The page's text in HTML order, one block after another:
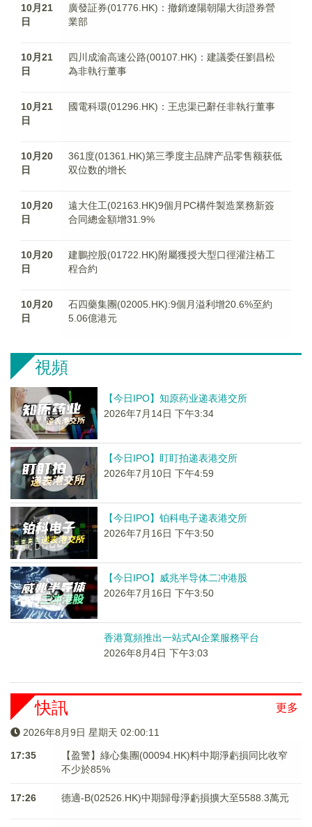
10月21
日
廣發証券(01776.HK)：撤銷遼陽朝陽大街證券營
業部
10月21
日
四川成渝高速公路(00107.HK)：建議委任劉昌松
為非執行董事
10月21
日
國電科環(01296.HK)：王忠渠已辭任非執行董事
10月20
日
361度(01361.HK)第三季度主品牌产品零售额获低
双位数的增长
10月20
日
遠大住工(02163.HK)9個月PC構件製造業務新簽
合同總金額增31.9%
10月20
日
建鵬控股(01722.HK)附屬獲授大型口徑灌注樁工
程合約
10月20
日
石四藥集團(02005.HK):9個月溢利增20.6%至約
5.06億港元
視頻
【今日IPO】知原药业递表港交所
2026年7月14日 下午3:34
【今日IPO】盯盯拍递表港交所
2026年7月10日 下午4:59
【今日IPO】铂科电子递表港交所
2026年7月16日 下午3:50
【今日IPO】威兆半导体二冲港股
2026年7月16日 下午3:50
香港寬頻推出一站式AI企業服務平台
2026年8月4日 下午3:03
更多
快訊
2026年8月9日 星期天 02:00:11
17:35
【盈警】綠心集團(00094.HK)料中期淨虧損同比收窄
不少於85%
17:26 德適-B(02526.HK)中期歸母淨虧損擴大至5588.3萬元